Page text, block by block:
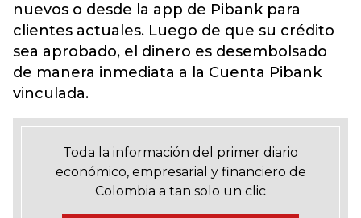
nuevos o desde la app de Pibank para
clientes actuales. Luego de que su crédito
sea aprobado, el dinero es desembolsado
de manera inmediata a la Cuenta Pibank
vinculada.
Toda la información del primer diario
económico, empresarial y financiero de
Colombia a tan solo un clic